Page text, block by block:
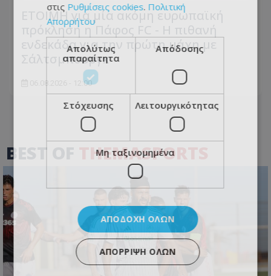
ΕΤΟΙΜΗ για μία ακόμη ευρωπαϊκή
πρόκληση η Πάφος FC - Η πιθανή
ενδεκάδα για την πρώτη μάχη με
Σάλτσμπουργκ
06.08.2026 - 12:00
BEST OF THEMASPORTS
στις Ρυθμίσεις cookies. Πολιτική
Απορρήτου
Απολύτως
απαραίτητα
Απόδοσης
Στόχευσης Λειτουργικότητας
Μη ταξινομημένα
ΑΠΟΔΟΧΉ ΌΛΩΝ
ΑΠΌΡΡΙΨΗ ΌΛΩΝ